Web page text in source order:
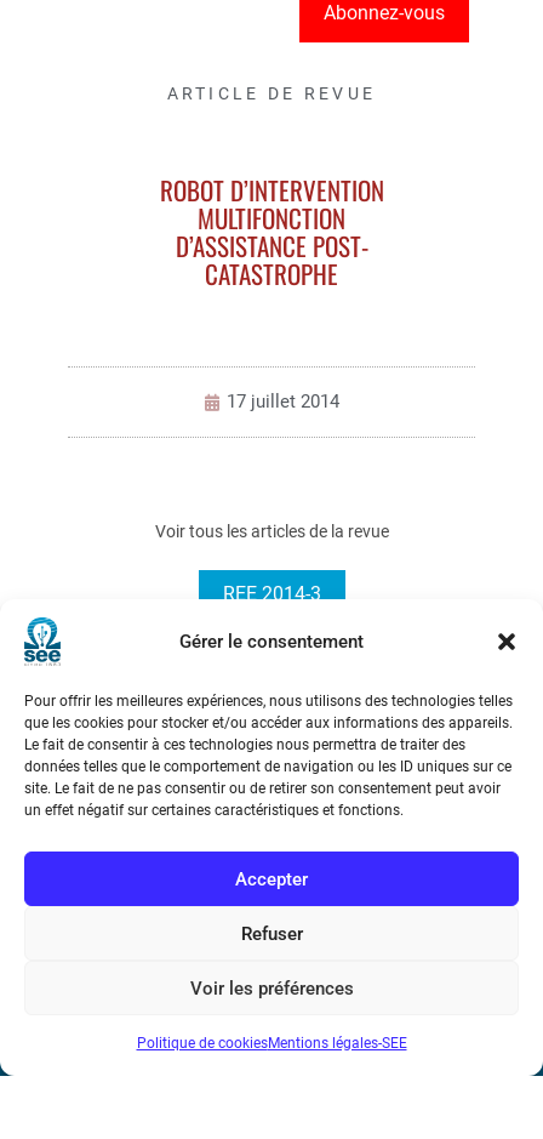
Gérer le consentement
Pour offrir les meilleures expériences, nous utilisons des technologies telles
que les cookies pour stocker et/ou accéder aux informations des appareils.
Le fait de consentir à ces technologies nous permettra de traiter des
données telles que le comportement de navigation ou les ID uniques sur ce
site. Le fait de ne pas consentir ou de retirer son consentement peut avoir
un effet négatif sur certaines caractéristiques et fonctions.
Accepter
Refuser
Voir les préférences
Politique de cookiesMentions légales-SEE
Abonnez-vous
ARTICLE DE REVUE
ROBOT D’INTERVENTION
MULTIFONCTION
D’ASSISTANCE POST-
CATASTROPHE
17 juillet 2014
Voir tous les articles de la revue
REE 2014-3
Société de l’Electricité, de l’Electronique et des Technologies
75116 Paris
Téléphone : (+33) 1 56 90 37 17
N° de SIREN : 785 393 232, Code APE : 9412Z TVA intra-